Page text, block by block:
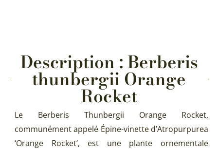
Description : Berberis
thunbergii Orange
Rocket
Le Berberis Thunbergii Orange Rocket,
communément appelé Épine-vinette d’Atropurpurea
‘Orange Rocket’, est une plante ornementale